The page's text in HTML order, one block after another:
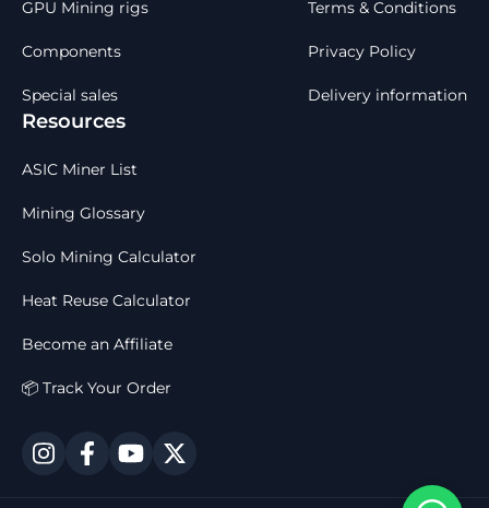
GPU Mining rigs
Components
Special sales
Terms & Conditions
Privacy Policy
Delivery information
Resources
ASIC Miner List
Mining Glossary
Solo Mining Calculator
Heat Reuse Calculator
Become an Affiliate
📦 Track Your Order